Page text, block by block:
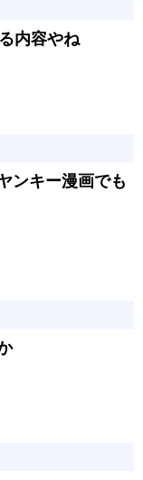
内容やね
ンキー漫画でも